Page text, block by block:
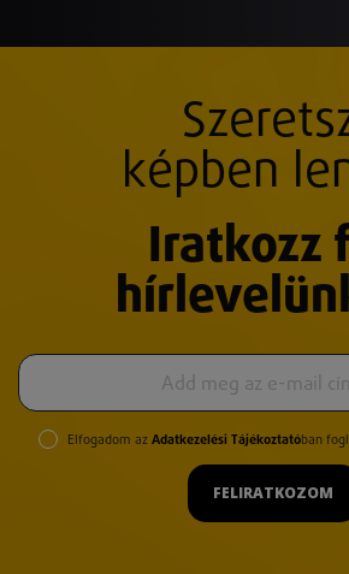
képben
Iratkozz
Elfogadom az Adatkezelési Tájékoztatóban
FELIRATKOZOM